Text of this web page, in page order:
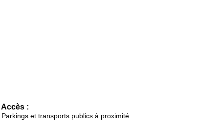
Accès :
Parkings et transports publics à proximité